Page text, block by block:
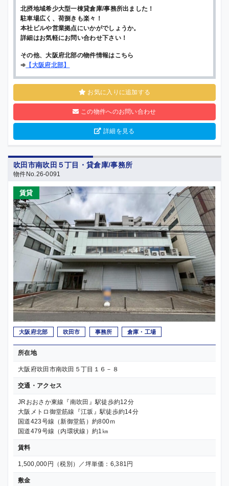
北摂地域希少大型一棟貸倉庫/事務所出ました！
駐車場広く、荷捌きも楽々！
本社ビルや営業拠点にいかがでしょうか。
詳細はお気軽にお問い合わせ下さい！
その他、大阪府北部の物件情報はこちら
➾ 【大阪府北部】
お気に入りに追加する
この物件へのお問い合わせ
詳細を見る
吹田市南吹田５丁目・貸倉庫/事務所
物件No.26-0091
賃貸
大阪府北部 吹田市 事務所 倉庫・工場
所在地
大阪府吹田市南吹田５丁目１６－８
交通・アクセス
JRおおさか東線『南吹田』駅徒歩約12分
大阪メトロ御堂筋線『江坂』駅徒歩約14分
国道423号線（新御堂筋）約800ｍ
国道479号線（内環状線）約1㎞
賃料
1,500,000円（税別）／坪単価：6,381円
敷金